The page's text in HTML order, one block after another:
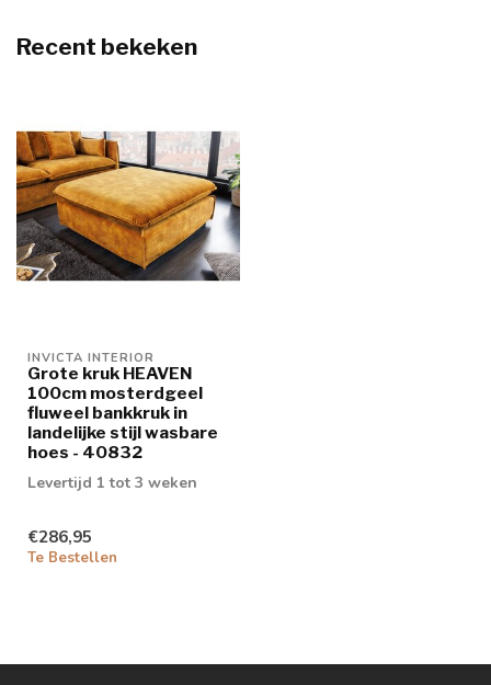
Recent bekeken
INVICTA INTERIOR
Grote kruk HEAVEN
100cm mosterdgeel
fluweel bankkruk in
landelijke stijl wasbare
hoes - 40832
Levertijd 1 tot 3 weken
€286,95
Te Bestellen